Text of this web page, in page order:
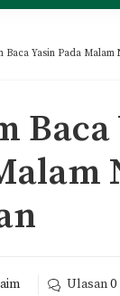
Baca Yasin Pada Malam
Baca
Ulasan0